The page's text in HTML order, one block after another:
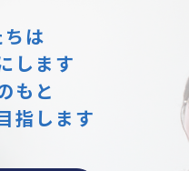
は
します
もと
指します